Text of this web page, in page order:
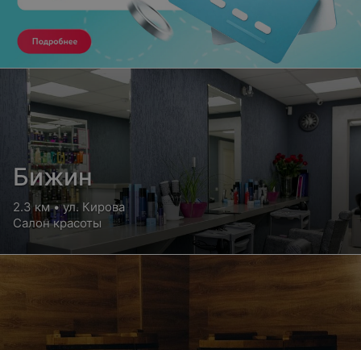
Бижин
2.3 км • ул. Кирова
Салон красоты